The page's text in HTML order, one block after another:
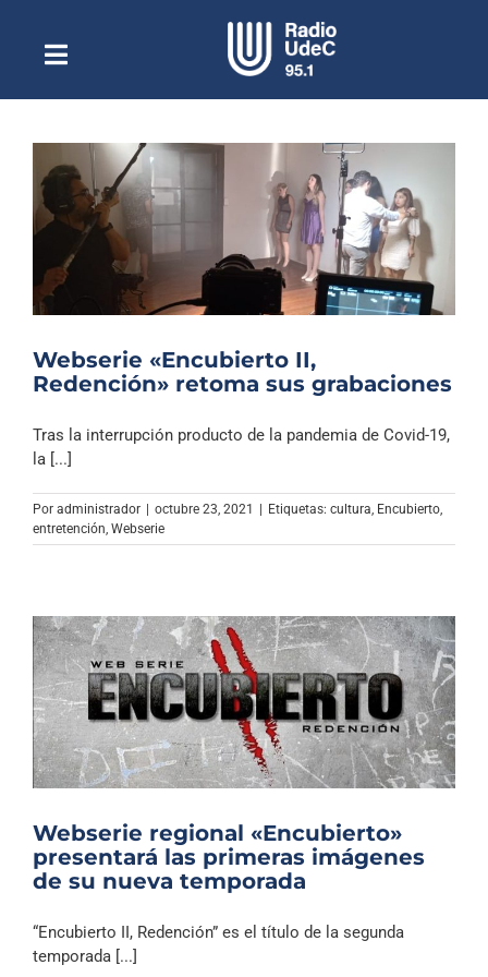
contenidoToggle
NavigationEscuchar Radio UdeC en vivo
Quiénes Somos
Programación
Podcast
Noticias
Columnas
Archivo Sonoro
Webserie «Encubierto II,
Redención» retoma sus grabaciones
Tras la interrupción producto de la pandemia de Covid-19,
la [...]
Por administrador | octubre 23, 2021 | Etiquetas: cultura Encubierto
entretención Webserie
Webserie regional «Encubierto»
presentará las primeras imágenes
de su nueva temporada
“Encubierto II, Redención” es el título de la segunda
temporada [...]